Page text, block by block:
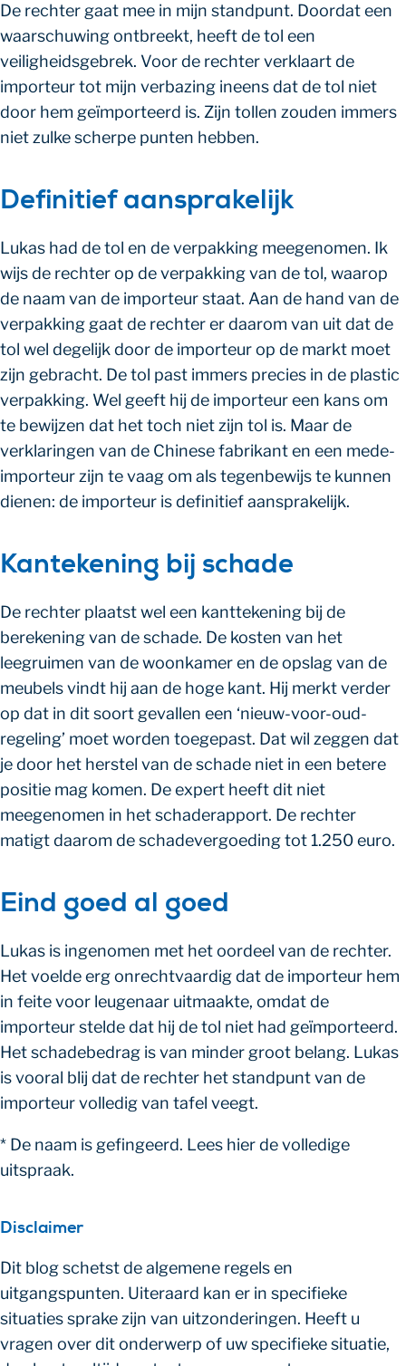
De rechter gaat mee in mijn standpunt. Doordat een
waarschuwing ontbreekt, heeft de tol een
veiligheidsgebrek. Voor de rechter verklaart de
importeur tot mijn verbazing ineens dat de tol niet
door hem geïmporteerd is. Zijn tollen zouden immers
niet zulke scherpe punten hebben.
Definitief aansprakelijk
Lukas had de tol en de verpakking meegenomen. Ik
wijs de rechter op de verpakking van de tol, waarop
de naam van de importeur staat. Aan de hand van de
verpakking gaat de rechter er daarom van uit dat de
tol wel degelijk door de importeur op de markt moet
zijn gebracht. De tol past immers precies in de plastic
verpakking. Wel geeft hij de importeur een kans om
te bewijzen dat het toch niet zijn tol is. Maar de
verklaringen van de Chinese fabrikant en een mede-
importeur zijn te vaag om als tegenbewijs te kunnen
dienen: de importeur is definitief aansprakelijk.
Kantekening bij schade
De rechter plaatst wel een kanttekening bij de
berekening van de schade. De kosten van het
leegruimen van de woonkamer en de opslag van de
meubels vindt hij aan de hoge kant. Hij merkt verder
op dat in dit soort gevallen een ‘nieuw-voor-oud-
regeling’ moet worden toegepast. Dat wil zeggen dat
je door het herstel van de schade niet in een betere
positie mag komen. De expert heeft dit niet
meegenomen in het schaderapport. De rechter
matigt daarom de schadevergoeding tot 1.250 euro.
Eind goed al goed
Lukas is ingenomen met het oordeel van de rechter.
Het voelde erg onrechtvaardig dat de importeur hem
in feite voor leugenaar uitmaakte, omdat de
importeur stelde dat hij de tol niet had geïmporteerd.
Het schadebedrag is van minder groot belang. Lukas
is vooral blij dat de rechter het standpunt van de
importeur volledig van tafel veegt.
* De naam is gefingeerd. Lees hier de volledige
uitspraak.
Disclaimer
Dit blog schetst de algemene regels en
uitgangspunten. Uiteraard kan er in specifieke
situaties sprake zijn van uitzonderingen. Heeft u
vragen over dit onderwerp of uw specifieke situatie,